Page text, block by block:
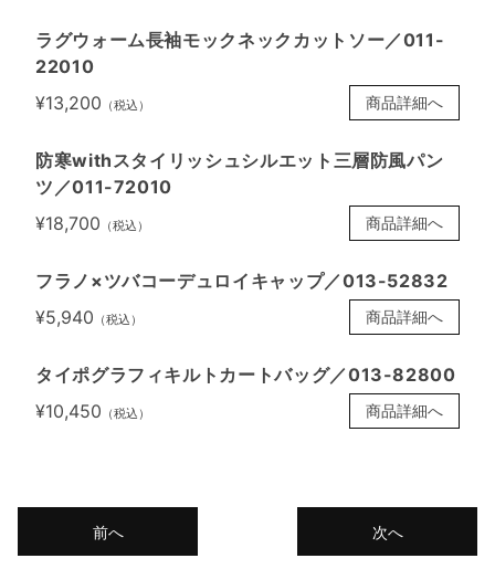
ラグウォーム長袖モックネックカットソー／011-
22010
¥13,200 （税込） 商品詳細へ
防寒withスタイリッシュシルエット三層防風パン
ツ／011-72010
¥18,700 （税込） 商品詳細へ
フラノ×ツバコーデュロイキャップ／013-52832
¥5,940 （税込） 商品詳細へ
タイポグラフィキルトカートバッグ／013-82800
¥10,450 （税込） 商品詳細へ
前へ 次へ